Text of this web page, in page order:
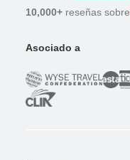
10,000+ reseñas sobre
Asociado a